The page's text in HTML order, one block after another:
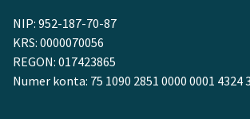
NIP: 952-187-70-87
KRS: 0000070056
REGON: 017423865
Numer konta: 75 1090 2851 0000 0001 4324